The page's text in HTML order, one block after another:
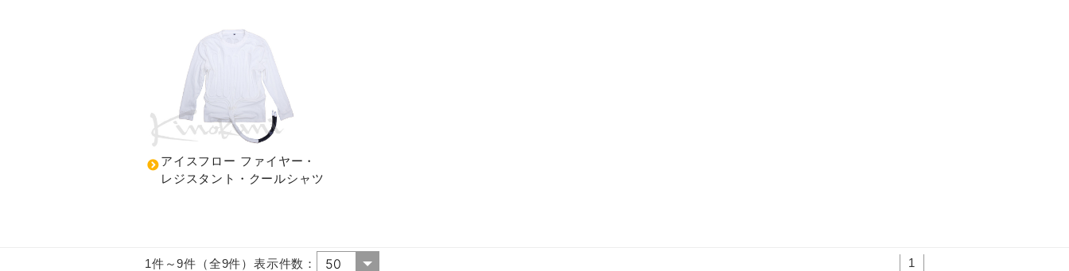
アイスフロー ファイヤー・
レジスタント・クールシャツ
1件～9件（全9件）表示件数： 1